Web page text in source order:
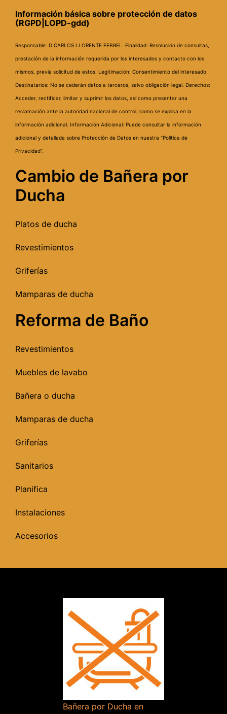
Información básica sobre protección de datos
(RGPD|LOPD-gdd)
Responsable: D CARLOS LLORENTE FEBREL. Finalidad: Resolución de consultas,
prestación de la información requerida por los interesados y contacto con los
mismos, previa solicitud de estos. Legitimación: Consentimiento del interesado.
Destinatarios: No se cederán datos a terceros, salvo obligación legal. Derechos:
Acceder, rectificar, limitar y suprimir los datos, así como presentar una
reclamación ante la autoridad nacional de control, como se explica en la
información adicional. Información Adicional: Puede consultar la información
adicional y detallada sobre Protección de Datos en nuestra “Política de
Privacidad”.
Cambio de Bañera por
Ducha
Platos de ducha
Revestimientos
Griferías
Mamparas de ducha
Reforma de Baño
Revestimientos
Muebles de lavabo
Bañera o ducha
Mamparas de ducha
Griferías
Sanitarios
Planifica
Instalaciones
Accesorios
Bañera por Ducha en